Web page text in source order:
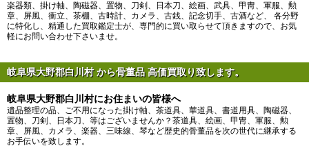
楽器類、掛け軸、陶磁器、置物、刀剣、日本刀、絵画、武具、甲冑、軍服、勲
章、屏風、衝立、茶棚、古時計、カメラ、古銭、記念切手、古酒など、 各分野
に特化し、精通した買取鑑定士が、専門的に買い取らせて頂きますので、お気
軽にお問い合わせ下さいませ。
岐阜県大野郡白川村 から骨董品 高価買取り致します。
岐阜県大野郡白川村にお住まいの皆様へ
遺品整理の品、ご不用になった掛け軸、茶道具、華道具、書道用具、陶磁器、
置物、刀剣、日本刀、等はございませんか？茶道具、絵画、甲冑、軍服、勲
章、屏風、カメラ、楽器、三味線、琴など歴史的骨董品を次の世代に継承する
お手伝いを致します。